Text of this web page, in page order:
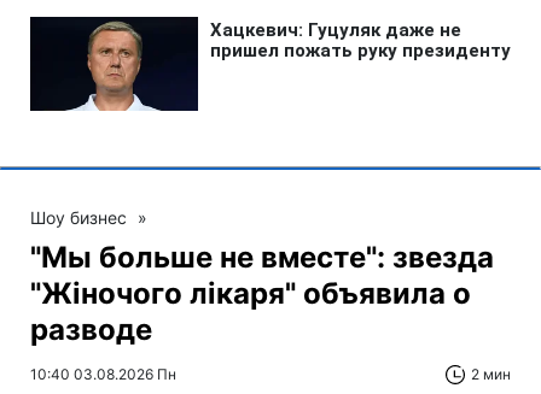
Шоу бизнес »
"Мы больше не вместе": звезда
"Жіночого лікаря" объявила о
разводе
10:40 03.08.2026 Пн 2 мин